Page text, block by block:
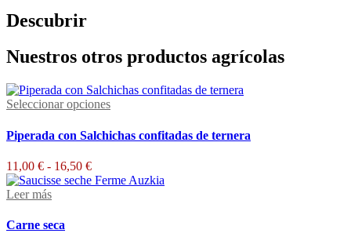
Descubrir
Nuestros otros productos agrícolas
Seleccionar opcionesEste
tiene
múltiples
opciones
Piperada con Salchichas confitadas de ternera
11,00 € - 16,50 €Rango
de
Leer más
Carne seca